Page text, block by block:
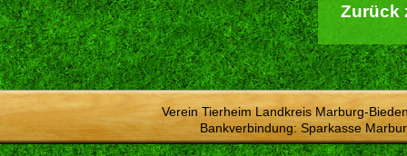
Zurück
Verein Tierheim Landkreis Marburg-
Bankverbindung: Sparkasse